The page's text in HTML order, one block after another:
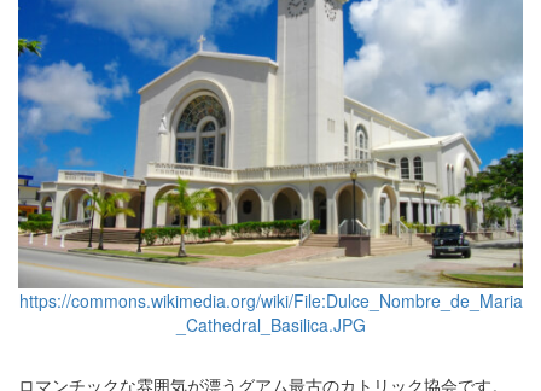
https://commons.wikimedia.org/wiki/File:Dulce_Nombre_de_Maria
_Cathedral_Basilica.JPG
ロマンチックな雰囲気が漂うグアム最古のカトリック協会です。